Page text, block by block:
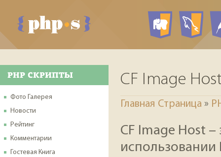
PHP
PHP СКРИПТЫ
Фото Галерея
Новости
Рейтинг
Комментарии
Гостевая Книга
CF Image
Главная Страница »
CF Image Host
использовании